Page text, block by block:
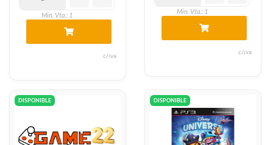
Min. Vta.: 1
c/iva
Min. Vta.: 1
c/iva
DISPONIBLE DISPONIBLE